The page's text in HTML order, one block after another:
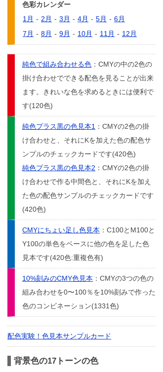
色彩カレンダー
1月 - 2月 - 3月 - 4月 - 5月 - 6月
7月 - 8月 - 9月 - 10月 - 11月 - 12月
純色で組み合わせる色 ：CMYの中の2色の
掛け合わせでできる配色を見ることが出来
ます。きれいな色を求めるときには便利で
す(120色)
純色プラス黒の色見本1 ：CMYの2色の掛
け合わせと、それにKを加えた色の配色サ
ンプルのチェックカードです(420色)
純色プラス黒の色見本2 ：CMYの2色の掛
け合わせで作る中間色と、それにKを加え
た色の配色サンプルのチェックカードです
(420色)
CMYにちょい足し色見本 ：C100とM100と
Y100の単色をベースに他の色を足した色
見本です(420色:重複色有)
10%刻みのCMY色見本 ：CMYの3つの色の
組み合わせを0〜100％を10%刻みで作った
色のコンビネーション(1331色)
配色実験！色見本サンプルカード
背景色の17トーンの色